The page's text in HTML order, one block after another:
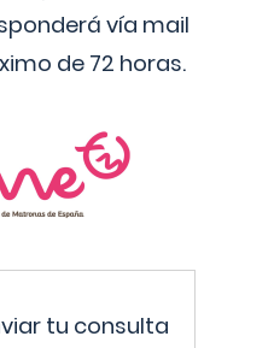
vía mail
de 72 horas.
tu consulta